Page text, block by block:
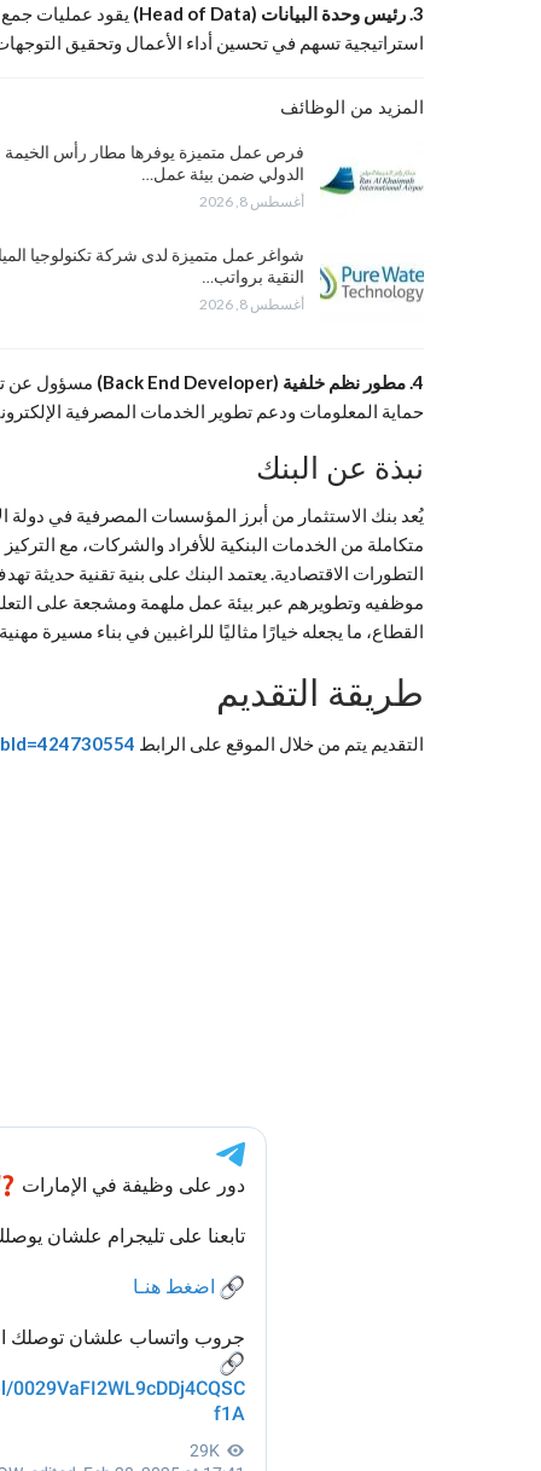
3. رئيس وحدة البيانات (Head of Data)
يقود عمليات جمع
استراتيجية تسهم في تحسين أداء الأعمال وتحقيق
المزيد من الوظائف
فرص عمل متميزة يوفرها مطار رأس الخيمة
الدولي ضمن بيئة عمل…
أغسطس 8, 2026
شواغر عمل متميزة لدى شركة تكنولوجيا
النقية برواتب…
أغسطس 8, 2026
4. مطور نظم خلفية (Back End Developer)
مسؤول عن
حماية المعلومات ودعم تطوير الخدمات المصرفية
نبذة عن البنك
يُعد بنك الاستثمار من أبرز المؤسسات المصرفية في دولة
متكاملة من الخدمات البنكية للأفراد والشركات، مع
التطورات الاقتصادية. يعتمد البنك على بنية تقنية حديثة
موظفيه وتطويرهم عبر بيئة عمل ملهمة ومشجعة على
القطاع، ما يجعله خيارًا مثاليًا للراغبين في بناء مسيرة
طريقة التقديم
التقديم يتم من خلال الموقع على الرابط